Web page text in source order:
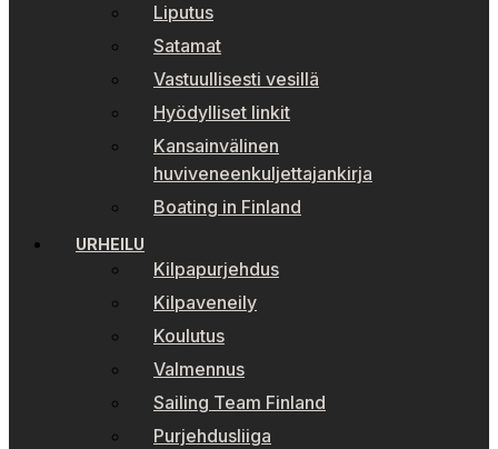
Liputus
Satamat
Vastuullisesti vesillä
Hyödylliset linkit
Kansainvälinen
huviveneenkuljettajankirja
Boating in Finland
URHEILU
Kilpapurjehdus
Kilpaveneily
Koulutus
Valmennus
Sailing Team Finland
Purjehdusliiga